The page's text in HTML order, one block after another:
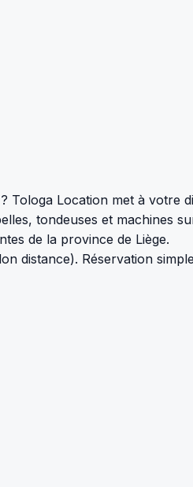
Location met à votre
tondeuses et machines
de la province de Liège.
distance). Réservation